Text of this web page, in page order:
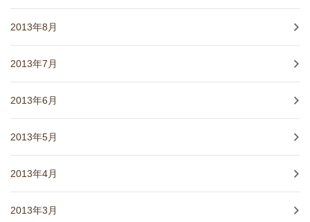
2013年8月
2013年7月
2013年6月
2013年5月
2013年4月
2013年3月